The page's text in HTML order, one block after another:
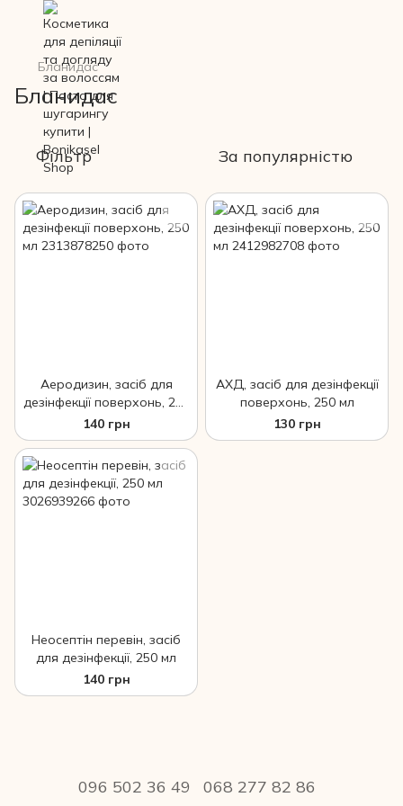
Бланидас
Бланидас
Фільтр За популярністю
Аеродизин, засіб для
дезінфекції поверхонь, 250
мл
140 грн
АХД, засіб для дезінфекції
поверхонь, 250 мл
130 грн
Неосептін перевін, засіб
для дезінфекції, 250 мл
140 грн
096 502 36 49 068 277 82 86